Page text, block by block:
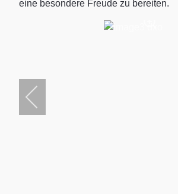
eine besondere Freude zu bereiten.